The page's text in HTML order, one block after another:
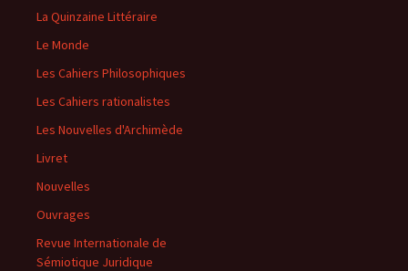
La Quinzaine Littéraire
Le Monde
Les Cahiers Philosophiques
Les Cahiers rationalistes
Les Nouvelles d'Archimède
Livret
Nouvelles
Ouvrages
Revue Internationale de
Sémiotique Juridique